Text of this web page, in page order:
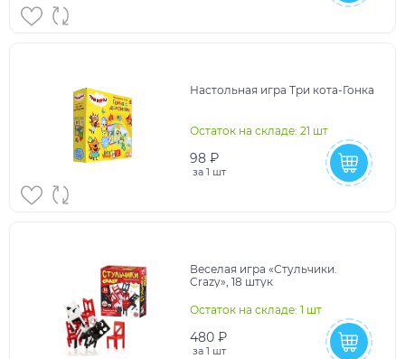
Настольная игра Три кота-Гонка
Остаток на складе: 21 шт
98 ₽
за 1 шт
Веселая игра «Стульчики.
Crazy», 18 штук
Остаток на складе: 1 шт
480 ₽
за 1 шт